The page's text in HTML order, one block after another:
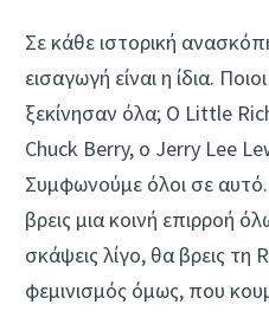
Σε κάθε ιστορική
εισαγωγή είναι η ίδια.
ξεκίνησαν όλα; Ο Little
Chuck Berry, o Jerry Lee
Συμφωνούμε όλοι σε αυτό.
βρεις μια κοινή επιρροή
σκάψεις λίγο, θα βρεις
φεμινισμός όμως, που